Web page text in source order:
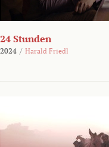
24 Stunden
2024 / Harald Friedl